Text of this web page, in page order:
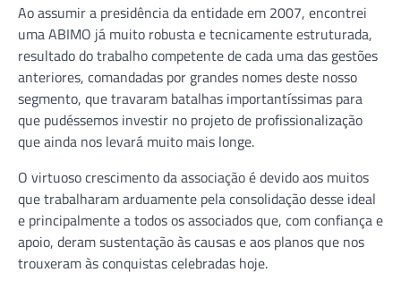
Ao assumir a presidência da entidade em 2007, encontrei
uma ABIMO já muito robusta e tecnicamente estruturada,
resultado do trabalho competente de cada uma das gestões
anteriores, comandadas por grandes nomes deste nosso
segmento, que travaram batalhas importantíssimas para
que pudéssemos investir no projeto de profissionalização
que ainda nos levará muito mais longe.
O virtuoso crescimento da associação é devido aos muitos
que trabalharam arduamente pela consolidação desse ideal
e principalmente a todos os associados que, com confiança e
apoio, deram sustentação às causas e aos planos que nos
trouxeram às conquistas celebradas hoje.